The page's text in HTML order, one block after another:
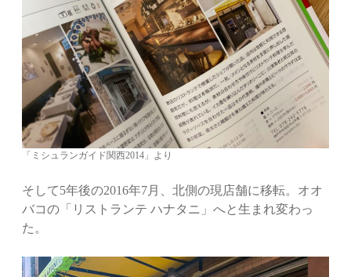
「ミシュランガイド関西2014」より
そして5年後の2016年7月、北側の現店舗に移転。オオ
バコの「リストランテ ハナタニ」へと生まれ変わっ
た。